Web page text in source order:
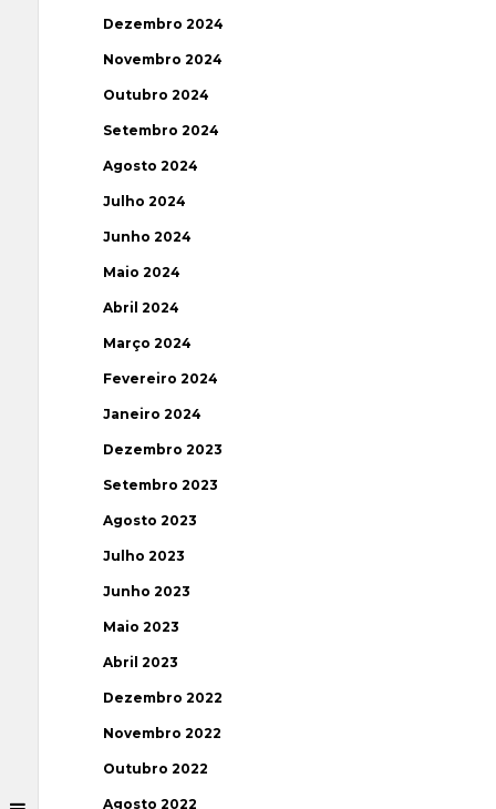
Dezembro 2024
Novembro 2024
Outubro 2024
Setembro 2024
Agosto 2024
Julho 2024
Junho 2024
Maio 2024
Abril 2024
Março 2024
Fevereiro 2024
Janeiro 2024
Dezembro 2023
Setembro 2023
Agosto 2023
Julho 2023
Junho 2023
Maio 2023
Abril 2023
Dezembro 2022
Novembro 2022
Outubro 2022
Agosto 2022